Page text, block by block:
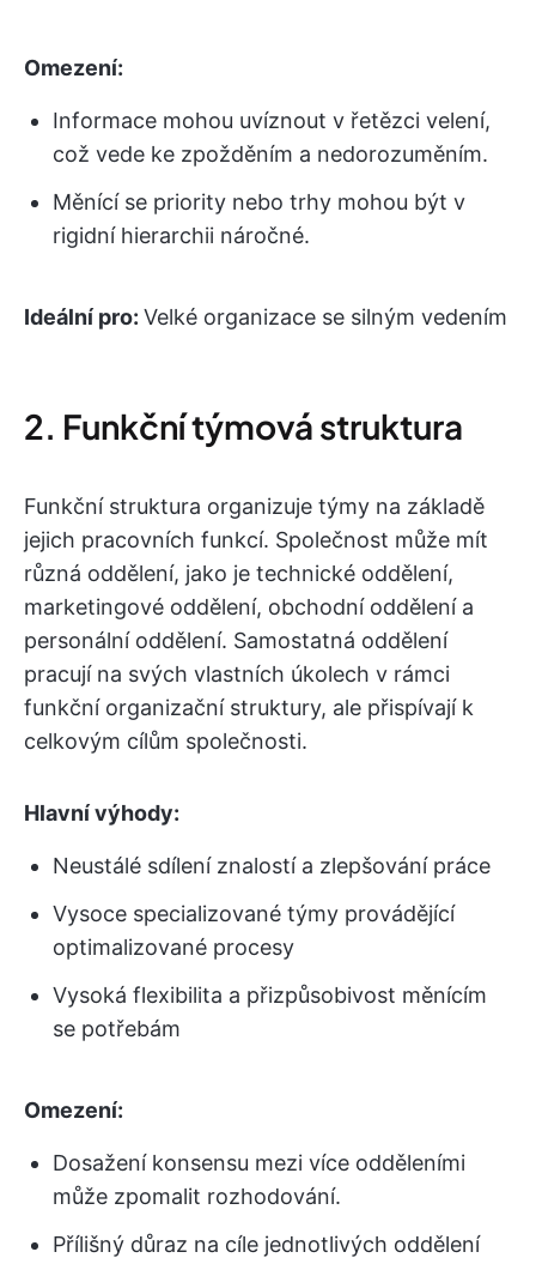
Omezení:
Informace mohou uvíznout v řetězci velení,
což vede ke zpožděním a nedorozuměním.
Měnící se priority nebo trhy mohou být v
rigidní hierarchii náročné.
Ideální pro: Velké organizace se silným vedením
2. Funkční týmová struktura
Funkční struktura organizuje týmy na základě
jejich pracovních funkcí. Společnost může mít
různá oddělení, jako je technické oddělení,
marketingové oddělení, obchodní oddělení a
personální oddělení. Samostatná oddělení
pracují na svých vlastních úkolech v rámci
funkční organizační struktury, ale přispívají k
celkovým cílům společnosti.
Hlavní výhody:
Neustálé sdílení znalostí a zlepšování práce
Vysoce specializované týmy provádějící
optimalizované procesy
Vysoká flexibilita a přizpůsobivost měnícím
se potřebám
Omezení:
Dosažení konsensu mezi více odděleními
může zpomalit rozhodování.
Přílišný důraz na cíle jednotlivých oddělení